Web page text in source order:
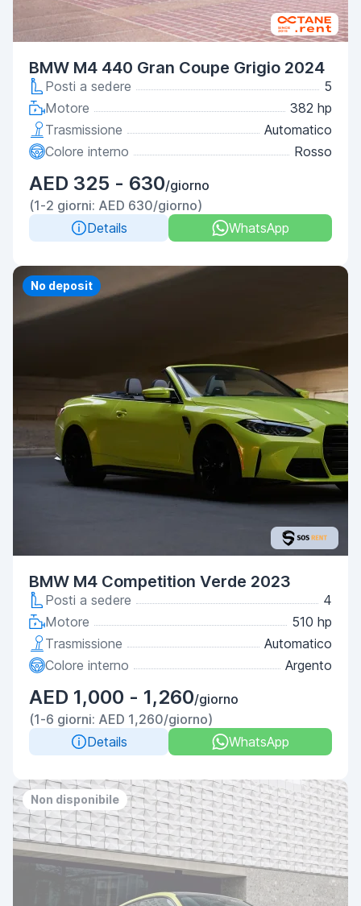
BMW M4 440 Gran Coupe Grigio 2024
Posti a sedere
5
Motore
382 hp
Trasmissione
Automatico
Colore interno
Rosso
AED 325 - 630/giorno
(1-2 giorni: AED 630/giorno)
Details
WhatsApp
No deposit
BMW M4 Competition Verde 2023
Posti a sedere
4
Motore
510 hp
Trasmissione
Automatico
Colore interno
Argento
AED 1,000 - 1,260/giorno
(1-6 giorni: AED 1,260/giorno)
Details
WhatsApp
Non disponibile